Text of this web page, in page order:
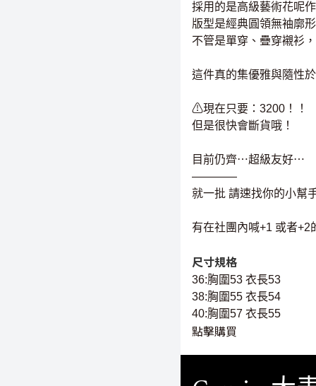
採用的是高級藝術花呢
版型是經典圓領無袖廓
不管是單穿、疊穿襯衫
這件真的集優雅與隨性
⚠現在只要：3200！！
但是很快會斷貨哦！
目前仍齊⋯超級友好⋯
————
就一批 請速找你的小幫
有在社團內喊+1 或者
尺寸規格
36:胸圍53 衣長53
38:胸圍55 衣長54
40:胸圍57 衣長55
點擊購買